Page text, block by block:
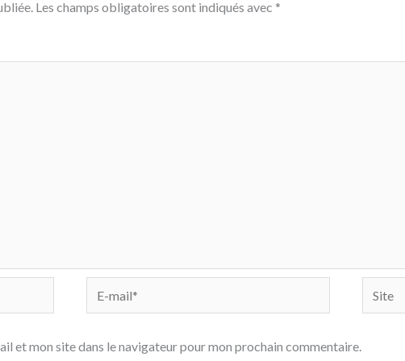
Les champs obligatoires sont indiqués avec *
mail*
Site
et mon site dans le navigateur pour mon prochain commentaire.